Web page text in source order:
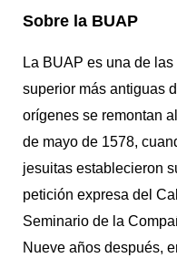
Sobre la BUAP
La BUAP es una de
superior más antiguas
orígenes se remontan
de mayo de 1578,
jesuitas establecieron
petición expresa del
Seminario de la
Nueve años después,